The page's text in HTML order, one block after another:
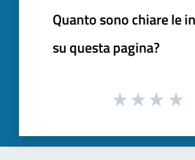
Quanto sono chiare le
su questa pagina?